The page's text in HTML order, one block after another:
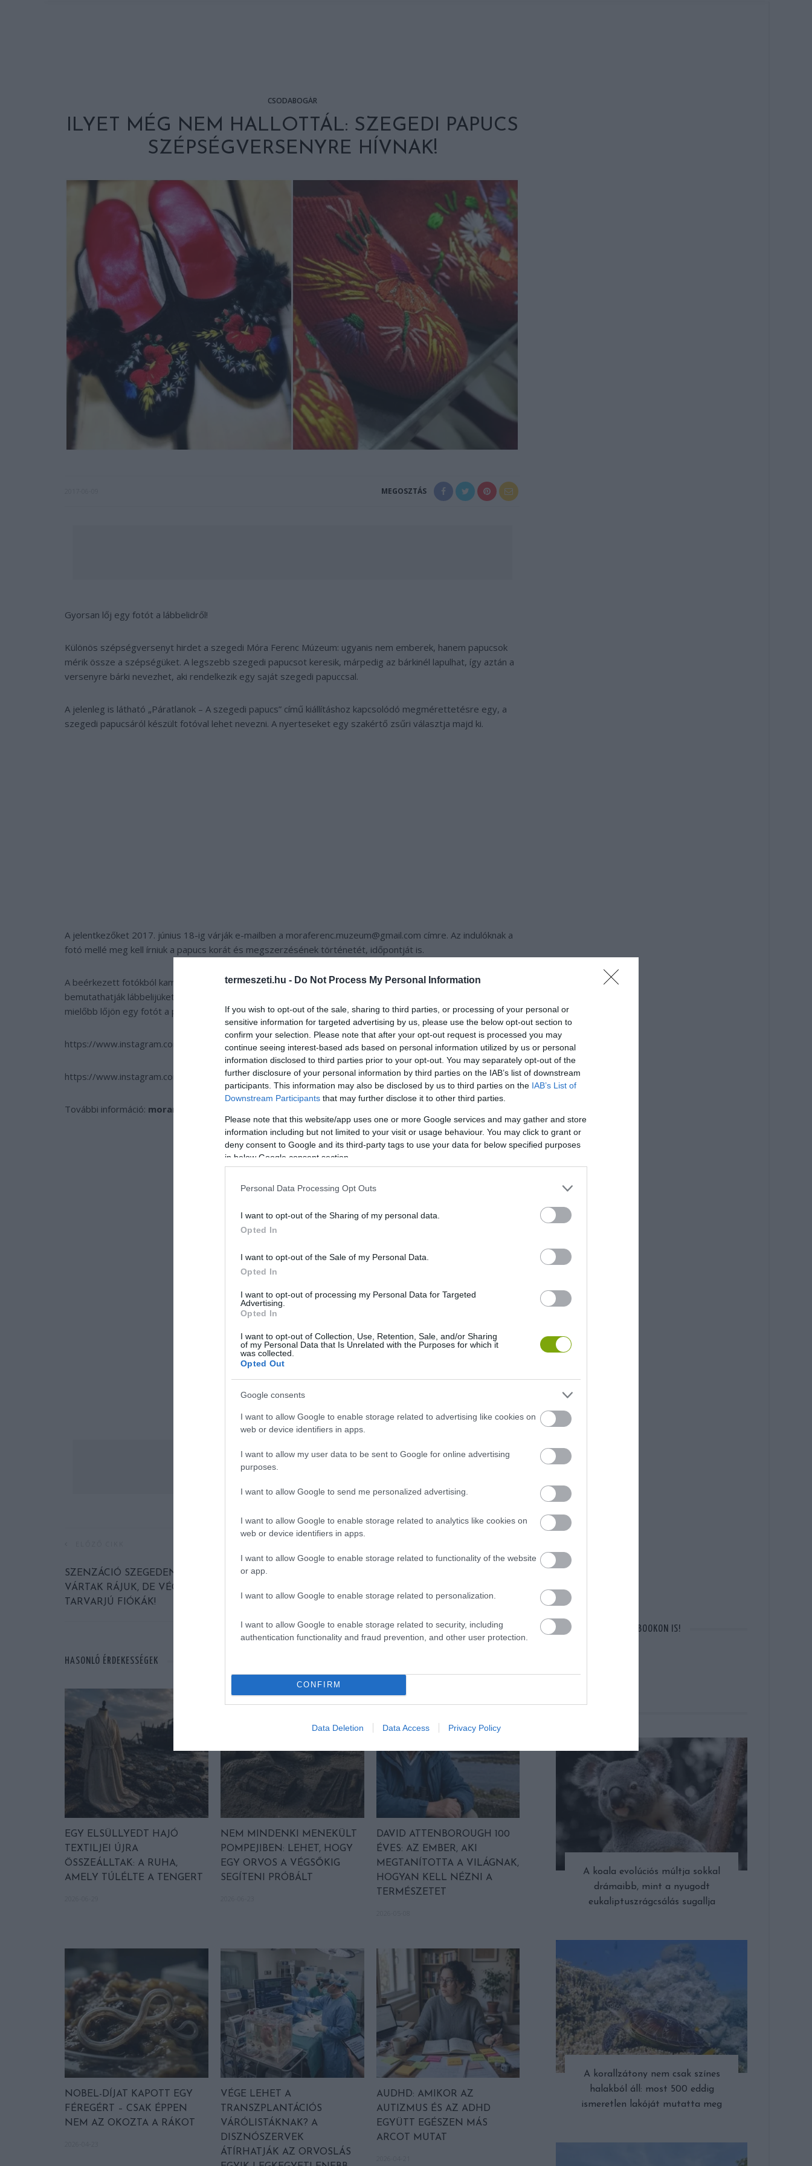
termeszeti.hu - Do Not Process My Personal Information
If you wish to opt-out of the sale, sharing to third parties, or processing of your personal or
sensitive information for targeted advertising by us, please use the below opt-out section to
confirm your selection. Please note that after your opt-out request is processed you may
continue seeing interest-based ads based on personal information utilized by us or personal
information disclosed to third parties prior to your opt-out. You may separately opt-out of the
further disclosure of your personal information by third parties on the IAB’s list of downstream
participants. This information may also be disclosed by us to third parties on the IAB’s List of
Downstream Participants that may further disclose it to other third parties.
Please note that this website/app uses one or more Google services and may gather and store
information including but not limited to your visit or usage behaviour. You may click to grant or
deny consent to Google and its third-party tags to use your data for below specified purposes
in below Google consent section.
Personal Data Processing Opt Outs
I want to opt-out of the Sharing of my personal data.
Opted In
I want to opt-out of the Sale of my Personal Data.
Opted In
I want to opt-out of processing my Personal Data for Targeted
Advertising.
Opted In
I want to opt-out of Collection, Use, Retention, Sale, and/or Sharing
of my Personal Data that Is Unrelated with the Purposes for which it
was collected.
Opted Out
Google consents
I want to allow Google to enable storage related to advertising like cookies on
web or device identifiers in apps.
I want to allow my user data to be sent to Google for online advertising
purposes.
I want to allow Google to send me personalized advertising.
I want to allow Google to enable storage related to analytics like cookies on
web or device identifiers in apps.
I want to allow Google to enable storage related to functionality of the website
or app.
I want to allow Google to enable storage related to personalization.
I want to allow Google to enable storage related to security, including
authentication functionality and fraud prevention, and other user protection.
CONFIRM
Data Deletion Data Access Privacy Policy
CSODABOGÁR
ILYET MÉG NEM HALLOTTÁL: SZEGEDI PAPUCS
SZÉPSÉGVERSENYRE HÍVNAK!
MEGOSZTÁS
Gyorsan lőj egy fotót a lábbelidről!
Különös szépségversenyt hirdet a szegedi Móra Ferenc Múzeum: ugyanis nem emberek, hanem papucsok
mérik össze a szépségüket. A legszebb szegedi papucsot keresik, márpedig az bárkinél lapulhat, így aztán a
versenyre bárki nevezhet, aki rendelkezik egy saját szegedi papuccsal.
A jelenleg is látható „Páratlanok – A szegedi papucs” című kiállításhoz kapcsolódó megmérettetésre egy, a
szegedi papucsáról készült fotóval lehet nevezni. A nyerteseket egy szakértő zsűri választja majd ki.
A jelentkezőket 2017. június 18-ig várják e-mailben a moraferenc.muzeum@gmail.com címre. Az indulóknak a
fotó mellé meg kell írniuk a papucs korát és megszerzésének történetét, időpontját is.
A beérkezett fotókból kamarakiállítás készül a Múzeumok Éjszakájára, ahol a nyertesek a színpadon is
bemutathatják lábbelijüket a nagyközönségnek. Aki tehát szeretne ott tipegni június 24-én a színpadon, az
mielőbb lőjön egy fotót a papucsáról!
https://www.instagram.com/p/BIFrpFmgos-/?tagged=szegedipapucs
https://www.instagram.com/p/BMUJJmJB6OT/?tagged=szegedipapucs
További információ: moramuzeum.hu
SZENZÁCIÓ SZEGEDEN: KÖZEL KÉT ÉVET
VÁRTAK RÁJUK, DE VÉGRE KIKELTEK A
TARVARJÚ FIÓKÁK!
HASONLÓ ÉRDEKESSÉGEK
EGY ELSÜLLYEDT HAJÓ
TEXTILJEI ÚJRA
ÖSSZEÁLLTAK: A RUHA,
AMELY TÚLÉLTE A TENGERT
NEM MINDENKI MENEKÜLT
POMPEJIBEN: LEHET, HOGY
EGY ORVOS A VÉGSŐKIG
SEGÍTENI PRÓBÁLT
DAVID ATTENBOROUGH 100
ÉVES: AZ EMBER, AKI
MEGTANÍTOTTA A VILÁGNAK,
HOGYAN KELL NÉZNI A
TERMÉSZETET
NOBEL-DÍJAT KAPOTT EGY
FÉREGÉRT – CSAK ÉPPEN
NEM AZ OKOZTA A RÁKOT
VÉGE LEHET A
TRANSZPLANTÁCIÓS
VÁRÓLISTÁKNAK? A
DISZNÓSZERVEK
ÁTÍRHATJÁK AZ ORVOSLÁS
AUDHD: AMIKOR AZ
AUTIZMUS ÉS AZ ADHD
EGYÜTT EGÉSZEN MÁS
ARCOT MUTAT
OTT VAGYUNK A FACEBOOKON IS!
A koala evolúciós múltja sokkal
drámaibb, mint a nyugodt
eukaliptuszrágcsálás sugallja
A korallzátony nem csak színes
halakból áll: most 500 eddig
ismeretlen lakóját mutatta meg